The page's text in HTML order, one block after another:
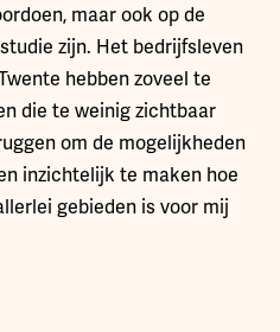
maar ook op de
zijn. Het bedrijfsleven
hebben zoveel te
die te weinig zichtbaar
om de mogelijkheden
inzichtelijk te maken hoe
gebieden is voor mij